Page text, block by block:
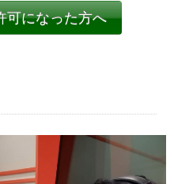
可になった方へ